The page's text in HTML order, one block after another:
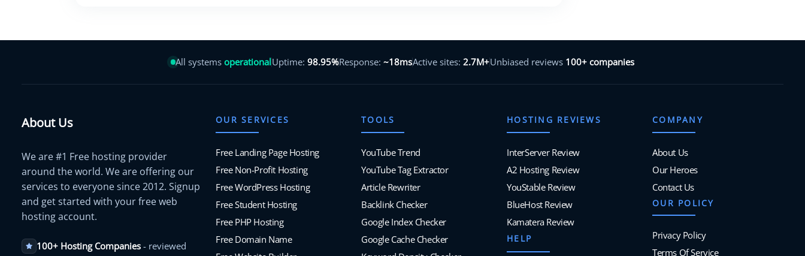
All systemsoperationalUptime:98.95%Response:~18msActive sites:2.7M+Unbiased reviews 100+ companies
About Us
We are #1 Free hosting provider
around the world. We are offering our
services to everyone since 2012. Signup
and get started with your free web
hosting account.
100+ Hosting Companies- reviewed
OUR SERVICES
Free Landing Page Hosting
Free Non-Profit Hosting
Free WordPress Hosting
Free Student Hosting
Free PHP Hosting
Free Domain Name
TOOLS
YouTube Trend
YouTube Tag Extractor
Article Rewriter
Backlink Checker
Google Index Checker
Google Cache Checker
HOSTING REVIEWS
InterServer Review
A2 Hosting Review
YouStable Review
BlueHost Review
Kamatera Review
HELP
COMPANY
About Us
Our Heroes
Contact Us
OUR POLICY
Privacy Policy
Terms Of Service